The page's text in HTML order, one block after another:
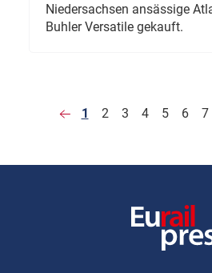
Niedersachsen ansässige
Buhler Versatile gekauft.
1 2 3 4 5 6 7